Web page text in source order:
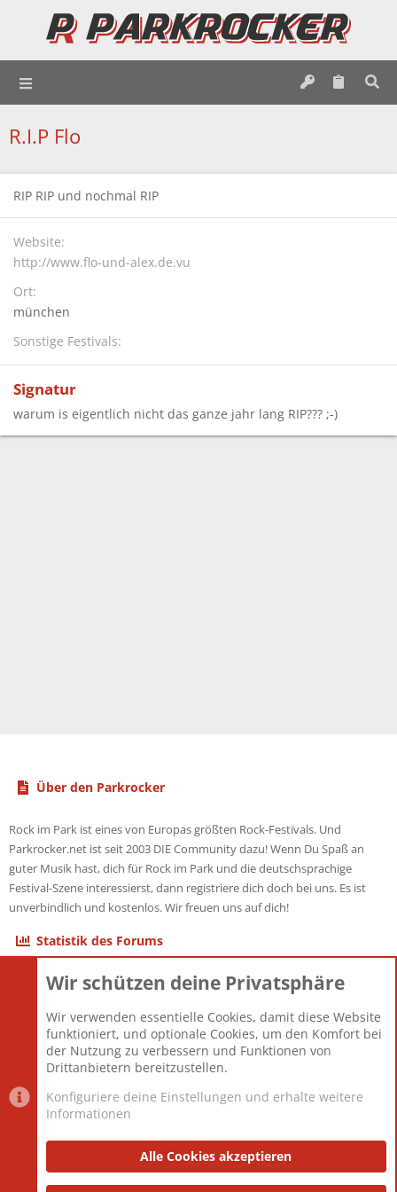
R.I.P Flo
RIP RIP und nochmal RIP
Website
http://www.flo-und-alex.de.vu
Ort
münchen
Sonstige Festivals
Signatur
warum is eigentlich nicht das ganze jahr lang RIP??? ;-)
Über den Parkrocker
Rock im Park ist eines von Europas größten Rock-Festivals. Und
Parkrocker.net ist seit 2003 DIE Community dazu! Wenn Du Spaß an
guter Musik hast, dich für Rock im Park und die deutschsprachige
Festival-Szene interessierst, dann registriere dich doch bei uns. Es ist
unverbindlich und kostenlos. Wir freuen uns auf dich!
Statistik des Forums
Themen
Mitglieder
12.427
Neuestes Mitglied
Berlin
Datenschutzerklärung Impressum
Wir schützen deine Privatsphäre
Wir verwenden essentielle Cookies, damit diese Website
funktioniert, und optionale Cookies, um den Komfort bei
der Nutzung zu verbessern und Funktionen von
Drittanbietern bereitzustellen.
Konfiguriere deine Einstellungen und erhalte weitere
Informationen
Alle Cookies akzeptieren